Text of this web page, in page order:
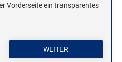
Vorderseite ein transparentes